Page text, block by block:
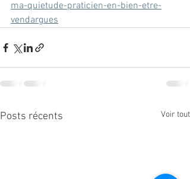
ma-quietude-praticien-en-bien-etre-
vendargues
Posts récents Voir tout